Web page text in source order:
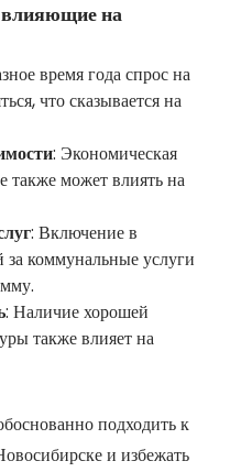
на
время года спрос на
что сказывается на
: Экономическая
также может влиять на
: Включение в
коммунальные услуги
: Наличие хорошей
также влияет на
подходить к
и избежать